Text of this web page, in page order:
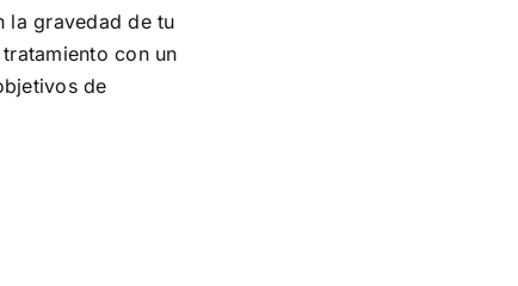
la gravedad de tu
con un
de